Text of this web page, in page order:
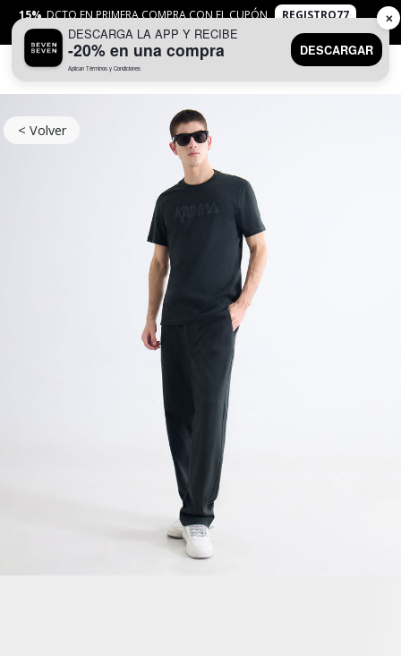
15% DCTO EN PRIMERA COMPRA CON EL CUPÓN
REGISTRO77
APLICANTYC
< Volver
DESCARGA LA APP Y RECIBE
-20% en una compra
Aplican Términos y Condiciones
DESCARGAR
✕